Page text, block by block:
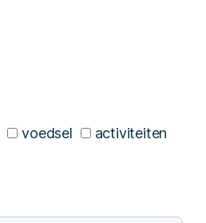
voedsel
activiteiten